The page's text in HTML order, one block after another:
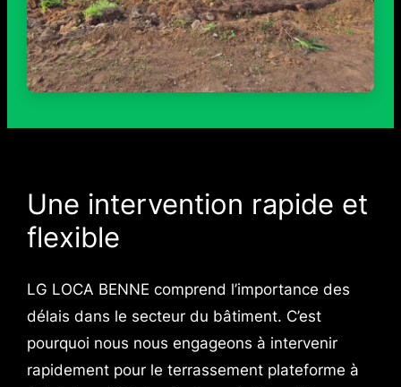
Une intervention rapide et
flexible
LG LOCA BENNE comprend l’importance des
délais dans le secteur du bâtiment. C’est
pourquoi nous nous engageons à intervenir
rapidement pour le terrassement plateforme à